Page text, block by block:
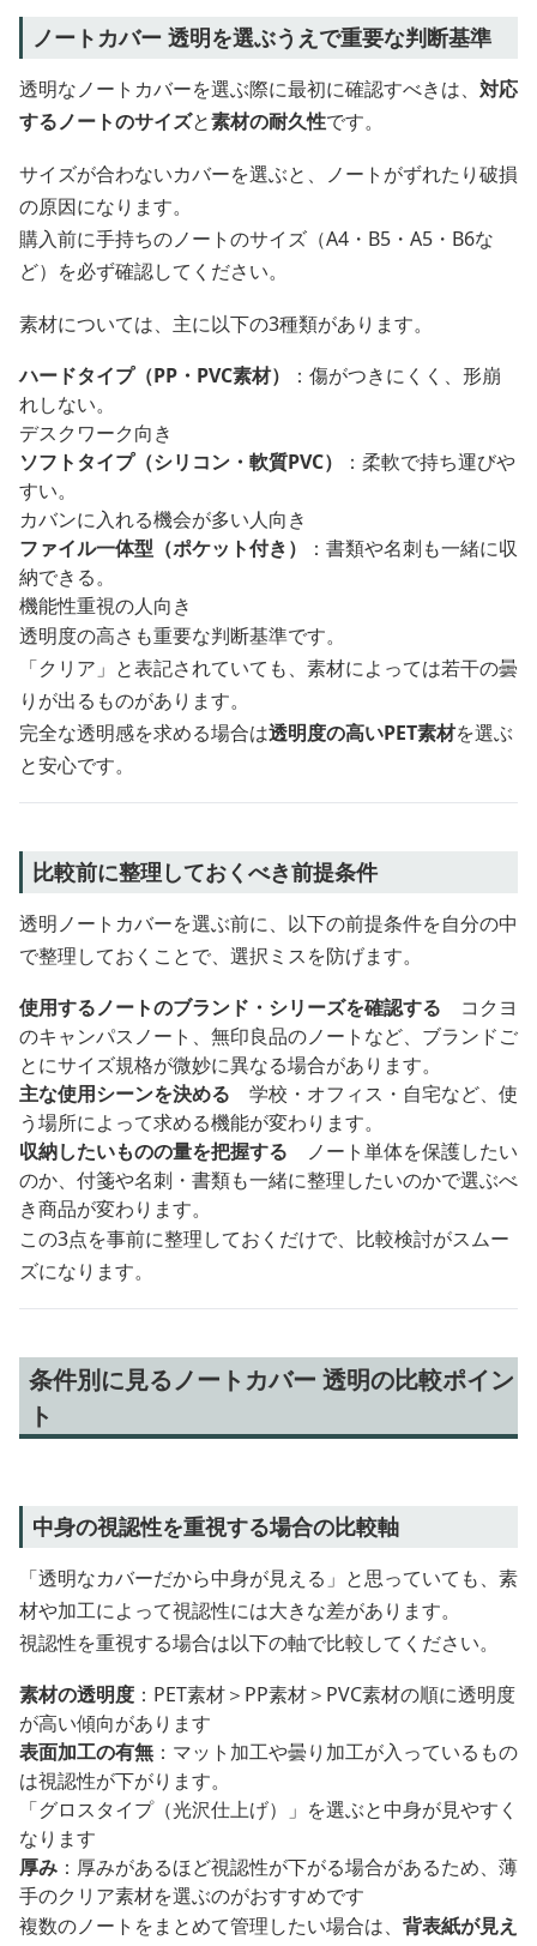
ノートカバー 透明を選ぶうえで重要な判断基準
透明なノートカバーを選ぶ際に最初に確認すべきは、 対応
するノートのサイズと素材の耐久性です。
サイズが合わないカバーを選ぶと、ノートがずれたり破損
の原因になります。
購入前に手持ちのノートのサイズ（A4・B5・A5・B6な
ど）を必ず確認してください。
素材については、主に以下の3種類があります。
ハードタイプ（PP・PVC素材）
：傷がつきにくく、形崩
れしない。
デスクワーク向き
ソフトタイプ（シリコン・軟質PVC）
：柔軟で持ち運びや
すい。
カバンに入れる機会が多い人向き
ファイル一体型（ポケット付き）
：書類や名刺も一緒に収
納できる。
機能性重視の人向き
透明度の高さも重要な判断基準です。
「クリア」と表記されていても、素材によっては若干の曇
りが出るものがあります。
完全な透明感を求める場合は透明度の高いPET素材を選ぶ
と安心です。
比較前に整理しておくべき前提条件
透明ノートカバーを選ぶ前に、以下の前提条件を自分の中
で整理しておくことで、選択ミスを防げます。
使用するノートのブランド・シリーズを確認する コクヨ
のキャンパスノート、無印良品のノートなど、ブランドご
とにサイズ規格が微妙に異なる場合があります。
主な使用シーンを決める 学校・オフィス・自宅など、使
う場所によって求める機能が変わります。
収納したいものの量を把握する ノート単体を保護したい
のか、付箋や名刺・書類も一緒に整理したいのかで選ぶべ
き商品が変わります。
この3点を事前に整理しておくだけで、比較検討がスムー
ズになります。
条件別に見るノートカバー 透明の比較ポイン
ト
中身の視認性を重視する場合の比較軸
「透明なカバーだから中身が見える」と思っていても、素
材や加工によって視認性には大きな差があります。
視認性を重視する場合は以下の軸で比較してください。
素材の透明度 ：PET素材＞PP素材＞PVC素材の順に透明度
が高い傾向があります
表面加工の有無 ：マット加工や曇り加工が入っているもの
は視認性が下がります。
「グロスタイプ（光沢仕上げ）」を選ぶと中身が見やすく
なります
厚み ：厚みがあるほど視認性が下がる場合があるため、薄
手のクリア素材を選ぶのがおすすめです
複数のノートをまとめて管理したい場合は、 背表紙が見え